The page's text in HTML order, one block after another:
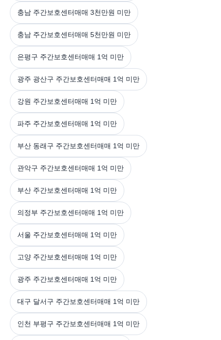
충남 주간보호센터매매 3천만원 미만
충남 주간보호센터매매 5천만원 미만
은평구 주간보호센터매매 1억 미만
광주 광산구 주간보호센터매매 1억 미만
강원 주간보호센터매매 1억 미만
파주 주간보호센터매매 1억 미만
부산 동래구 주간보호센터매매 1억 미만
관악구 주간보호센터매매 1억 미만
부산 주간보호센터매매 1억 미만
의정부 주간보호센터매매 1억 미만
서울 주간보호센터매매 1억 미만
고양 주간보호센터매매 1억 미만
광주 주간보호센터매매 1억 미만
대구 달서구 주간보호센터매매 1억 미만
인천 부평구 주간보호센터매매 1억 미만